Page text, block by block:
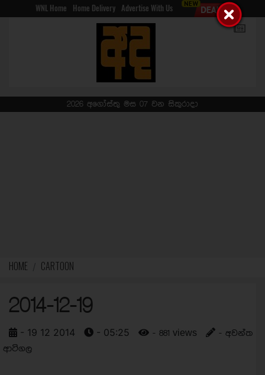
WNL Home Home Delivery Advertise With Us
2026 අගෝස්තු මස 07 වන සිකුරාදා
HOME CARTOON
2014-12-19
- 19 12 2014 - 05:25 - 881 views
- අවන්ත
ආටිගල